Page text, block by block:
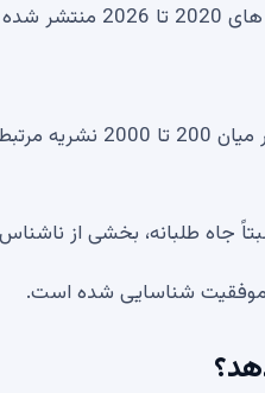
است.
متن “از اهمیت متوسطی” است. او
جاه طلبانه، بخشی از ناشناس
موفقیت شناسایی شده است.